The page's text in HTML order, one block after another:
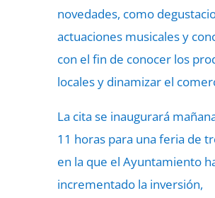
novedades, como
actuaciones musicales y
con el fin de conocer los
locales y dinamizar el
La cita se inaugurará
11 horas para una feria de
en la que el Ayuntamiento
incrementado la inversión,